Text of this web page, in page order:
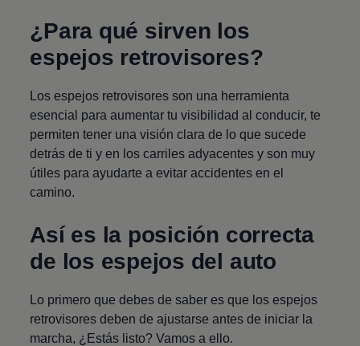
¿Para qué sirven los
espejos retrovisores?
Los espejos retrovisores son una herramienta
esencial para aumentar tu visibilidad al conducir, te
permiten tener una visión clara de lo que sucede
detrás de ti y en los carriles adyacentes y son muy
útiles para ayudarte a evitar accidentes en el
camino.
Así es la posición correcta
de los espejos del auto
Lo primero que debes de saber es que los espejos
retrovisores deben de ajustarse antes de iniciar la
marcha, ¿Estás listo? Vamos a ello.